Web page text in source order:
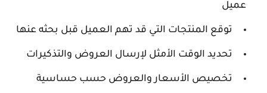
عميل
توقع المنتجات التي قد تهم العميل قبل بحثه عنها
تحديد الوقت الأمثل لإرسال العروض والتذكيرات
تخصيص الأسعار والعروض حسب حساسية